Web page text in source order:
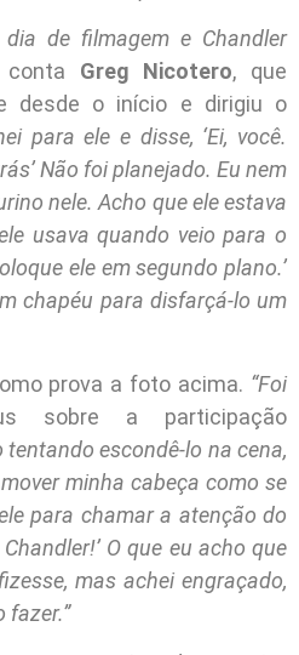
de filmagem e Chandler
conta Greg Nicotero, que
desde o início e dirigiu o
para ele e disse, ‘Ei, você.
Não foi planejado. Eu nem
nele. Acho que ele estava
usava quando veio para o
ele em segundo plano.’
chapéu para disfarçá-lo um
prova a foto acima. “Foi
sobre a participação
tentando escondê-lo na cena,
minha cabeça como se
para chamar a atenção do
O que eu acho que
mas achei engraçado,
fazer.”